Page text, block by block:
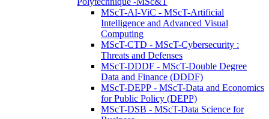
MScT-AI-ViC - MScT-Artificial
Intelligence and Advanced Visual
Computing
MScT-CTD - MScT-Cybersecurity :
Threats and Defenses
MScT-DDDF - MScT-Double Degree
Data and Finance (DDDF)
MScT-DEPP - MScT-Data and Economics
for Public Policy (DEPP)
MScT-DSB - MScT-Data Science for